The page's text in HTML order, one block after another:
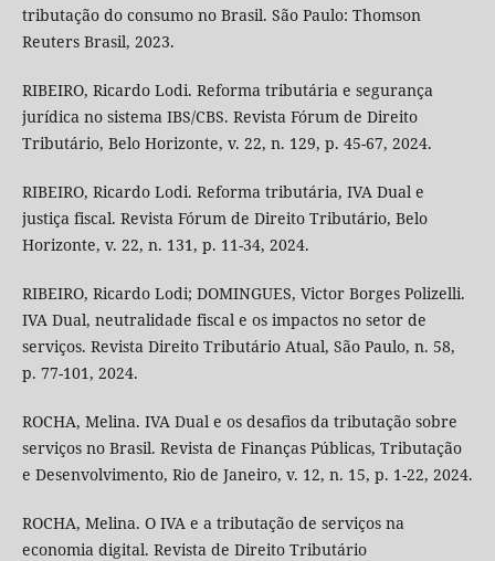
tributação do consumo no Brasil. São Paulo: Thomson
Reuters Brasil, 2023.
RIBEIRO, Ricardo Lodi. Reforma tributária e segurança
jurídica no sistema IBS/CBS. Revista Fórum de Direito
Tributário, Belo Horizonte, v. 22, n. 129, p. 45-67, 2024.
RIBEIRO, Ricardo Lodi. Reforma tributária, IVA Dual e
justiça fiscal. Revista Fórum de Direito Tributário, Belo
Horizonte, v. 22, n. 131, p. 11-34, 2024.
RIBEIRO, Ricardo Lodi; DOMINGUES, Victor Borges Polizelli.
IVA Dual, neutralidade fiscal e os impactos no setor de
serviços. Revista Direito Tributário Atual, São Paulo, n. 58,
p. 77-101, 2024.
ROCHA, Melina. IVA Dual e os desafios da tributação sobre
serviços no Brasil. Revista de Finanças Públicas, Tributação
e Desenvolvimento, Rio de Janeiro, v. 12, n. 15, p. 1-22, 2024.
ROCHA, Melina. O IVA e a tributação de serviços na
economia digital. Revista de Direito Tributário